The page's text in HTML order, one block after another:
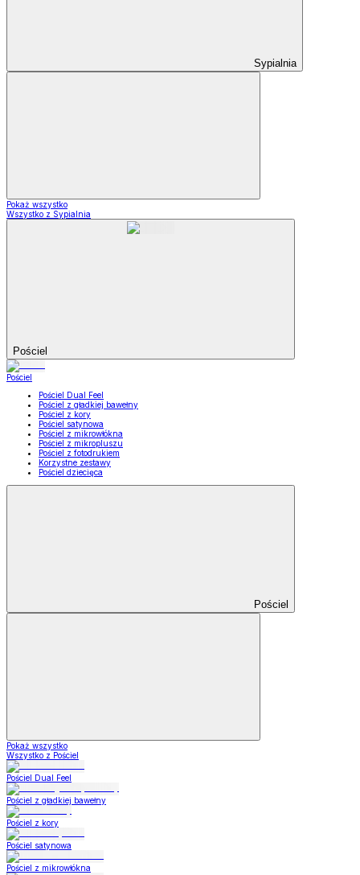
Sypialnia
Pokaż wszystko
Wszystko z Sypialnia
Pościel
Pościel
Pościel Dual Feel
Pościel z gładkiej bawełny
Pościel z kory
Pościel satynowa
Pościel z mikrowłókna
Pościel z mikropluszu
Pościel z fotodrukiem
Korzystne zestawy
Pościel dziecięca
Pościel
Pokaż wszystko
Wszystko z Pościel
Pościel Dual Feel
Pościel z gładkiej bawełny
Pościel z kory
Pościel satynowa
Pościel z mikrowłókna